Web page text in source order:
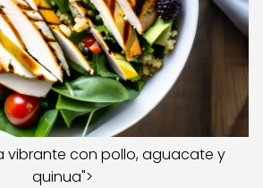
vibrante con pollo, aguacate y
quinua">